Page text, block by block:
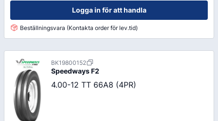
Logga in för att handla
Beställningsvara (Kontakta order för lev.tid)
BK19800152
Speedways F2
4.00-12 TT 66A8 (4PR)